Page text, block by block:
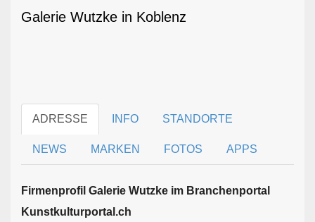
Galerie Wutzke in Koblenz
ADRESSE INFO STANDORTE
NEWS MARKEN FOTOS APPS
Firmen­profil Galerie Wutzke im Branchen­portal
Kunstkulturportal.ch